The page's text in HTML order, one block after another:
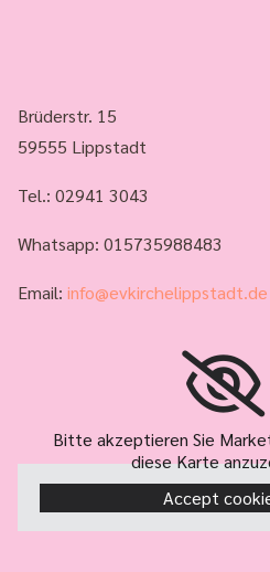
Brüderstr. 15
59555 Lippstadt
Tel.: 02941 3043
Whatsapp: 015735988483
Email: info@evkirchelippstadt.de
Bitte akzeptieren Sie
diese Karte
Accept